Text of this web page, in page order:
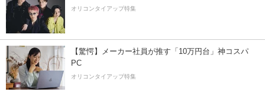
オリコンタイアップ特集
【驚愕】メーカー社員が推す「10万円台」神コスパ
PC
オリコンタイアップ特集